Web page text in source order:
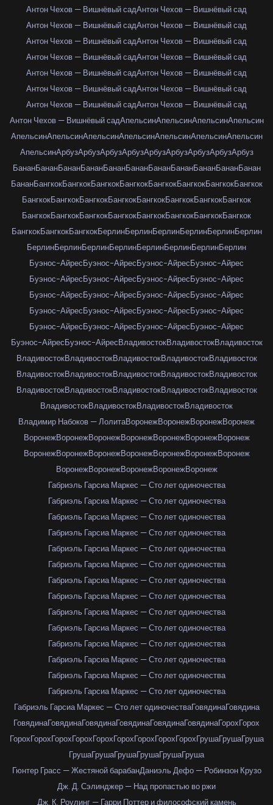
Антон Чехов — Вишнёвый садАнтон Чехов — Вишнёвый сад
Антон Чехов — Вишнёвый садАнтон Чехов — Вишнёвый сад
Антон Чехов — Вишнёвый садАнтон Чехов — Вишнёвый сад
Антон Чехов — Вишнёвый садАнтон Чехов — Вишнёвый сад
Антон Чехов — Вишнёвый садАнтон Чехов — Вишнёвый сад
Антон Чехов — Вишнёвый садАнтон Чехов — Вишнёвый сад
Антон Чехов — Вишнёвый садАнтон Чехов — Вишнёвый сад
Антон Чехов — Вишнёвый садАпельсинАпельсинАпельсинАпельсин
АпельсинАпельсинАпельсинАпельсинАпельсинАпельсинАпельсин
АпельсинАрбузАрбузАрбузАрбузАрбузАрбузАрбузАрбузАрбуз
БананБананБананБананБананБананБананБананБананБананБанан
БананБангкокБангкокБангкокБангкокБангкокБангкокБангкокБангкок
БангкокБангкокБангкокБангкокБангкокБангкокБангкокБангкок
БангкокБангкокБангкокБангкокБангкокБангкокБангкокБангкок
БангкокБангкокБангкокБерлинБерлинБерлинБерлинБерлинБерлин
БерлинБерлинБерлинБерлинБерлинБерлинБерлинБерлин
Буэнос-АйресБуэнос-АйресБуэнос-АйресБуэнос-Айрес
Буэнос-АйресБуэнос-АйресБуэнос-АйресБуэнос-Айрес
Буэнос-АйресБуэнос-АйресБуэнос-АйресБуэнос-Айрес
Буэнос-АйресБуэнос-АйресБуэнос-АйресБуэнос-Айрес
Буэнос-АйресБуэнос-АйресБуэнос-АйресБуэнос-Айрес
Буэнос-АйресБуэнос-АйресВладивостокВладивостокВладивосток
ВладивостокВладивостокВладивостокВладивостокВладивосток
ВладивостокВладивостокВладивостокВладивостокВладивосток
ВладивостокВладивостокВладивостокВладивостокВладивосток
ВладивостокВладивостокВладивостокВладивосток
Владимир Набоков — ЛолитаВоронежВоронежВоронежВоронеж
ВоронежВоронежВоронежВоронежВоронежВоронежВоронеж
ВоронежВоронежВоронежВоронежВоронежВоронежВоронеж
ВоронежВоронежВоронежВоронежВоронеж
Габриэль Гарсиа Маркес — Сто лет одиночества
Габриэль Гарсиа Маркес — Сто лет одиночества
Габриэль Гарсиа Маркес — Сто лет одиночества
Габриэль Гарсиа Маркес — Сто лет одиночества
Габриэль Гарсиа Маркес — Сто лет одиночества
Габриэль Гарсиа Маркес — Сто лет одиночества
Габриэль Гарсиа Маркес — Сто лет одиночества
Габриэль Гарсиа Маркес — Сто лет одиночества
Габриэль Гарсиа Маркес — Сто лет одиночества
Габриэль Гарсиа Маркес — Сто лет одиночества
Габриэль Гарсиа Маркес — Сто лет одиночества
Габриэль Гарсиа Маркес — Сто лет одиночества
Габриэль Гарсиа Маркес — Сто лет одиночества
Габриэль Гарсиа Маркес — Сто лет одиночества
Габриэль Гарсиа Маркес — Сто лет одиночестваГовядинаГовядина
ГовядинаГовядинаГовядинаГовядинаГовядинаГовядинаГорохГорох
ГорохГорохГорохГорохГорохГорохГорохГорохГорохГрушаГрушаГруша
ГрушаГрушаГрушаГрушаГрушаГруша
Гюнтер Грасс — Жестяной барабанДаниэль Дефо — Робинзон Крузо
Дж. Д. Сэлинджер — Над пропастью во ржи
Дж. К. Роулинг — Гарри Поттер и философский камень